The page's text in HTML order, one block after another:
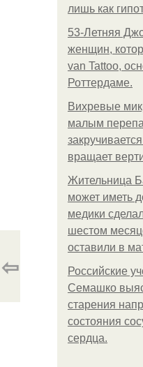
лишь как
53-Летняя
женщин,
van Tattoo,
Роттердаме.
Вихревые
малым
вращает
Жительница
может иметь
медики
шестом
оставили в
Российские
Семашко
старения
состояния
сердца.
⇦